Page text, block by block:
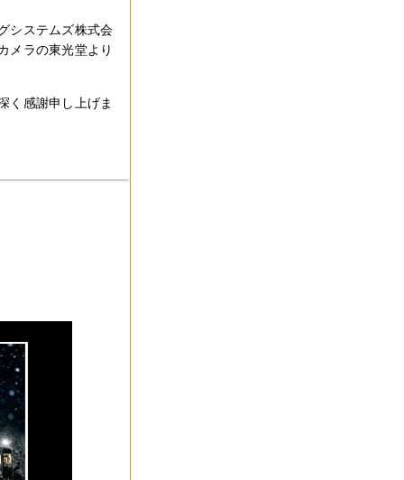
システムズ株式会
メラの東光堂より
く感謝申し上げま